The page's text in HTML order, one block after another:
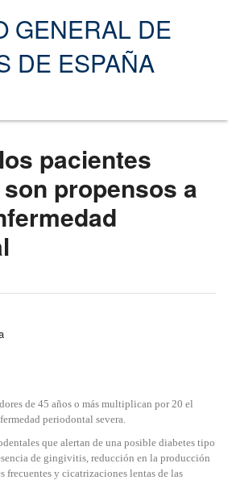
pacientes
propensos a
de 45 años o más multiplican por 20 el
periodontal severa.
que alertan de una posible diabetes tipo
de gingivitis, reducción en la producción
frecuentes y cicatrizaciones lentas de las